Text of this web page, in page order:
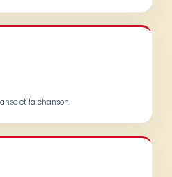
et la chanson.